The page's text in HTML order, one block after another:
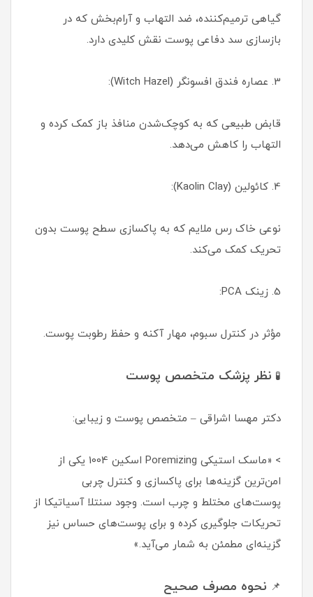
گیاهی ترمیم‌کننده، ضد التهاب و آرام‌بخش که در
بازسازی سد دفاعی پوست نقش کلیدی دارد.
3. عصاره فندق افسونگر (Witch Hazel):
قابض طبیعی که به کوچک‌شدن منافذ باز کمک کرده و
التهاب را کاهش می‌دهد.
4. کائولین (Kaolin Clay):
نوعی خاک رس ملایم که به پاکسازی سطح پوست بدون
تحریک کمک می‌کند.
5. زینک PCA:
مؤثر در کنترل سبوم، مهار آکنه و حفظ رطوبت پوست.
🧪 نظر پزشک متخصص پوست
دکتر مهسا اشراقی – متخصص پوست و زیبایی:
> «ماسک استیکی Poremizing اسکین 1004 یکی از
امن‌ترین گزینه‌ها برای پاکسازی و کنترل چربی
پوست‌های مختلط و چرب است. وجود سنتلا آسیاتیکا از
تحریکات جلوگیری کرده و برای پوست‌های حساس نیز
گزینه‌ای مطمئن به شمار می‌آید.»
📌 نحوه مصرف صحیح